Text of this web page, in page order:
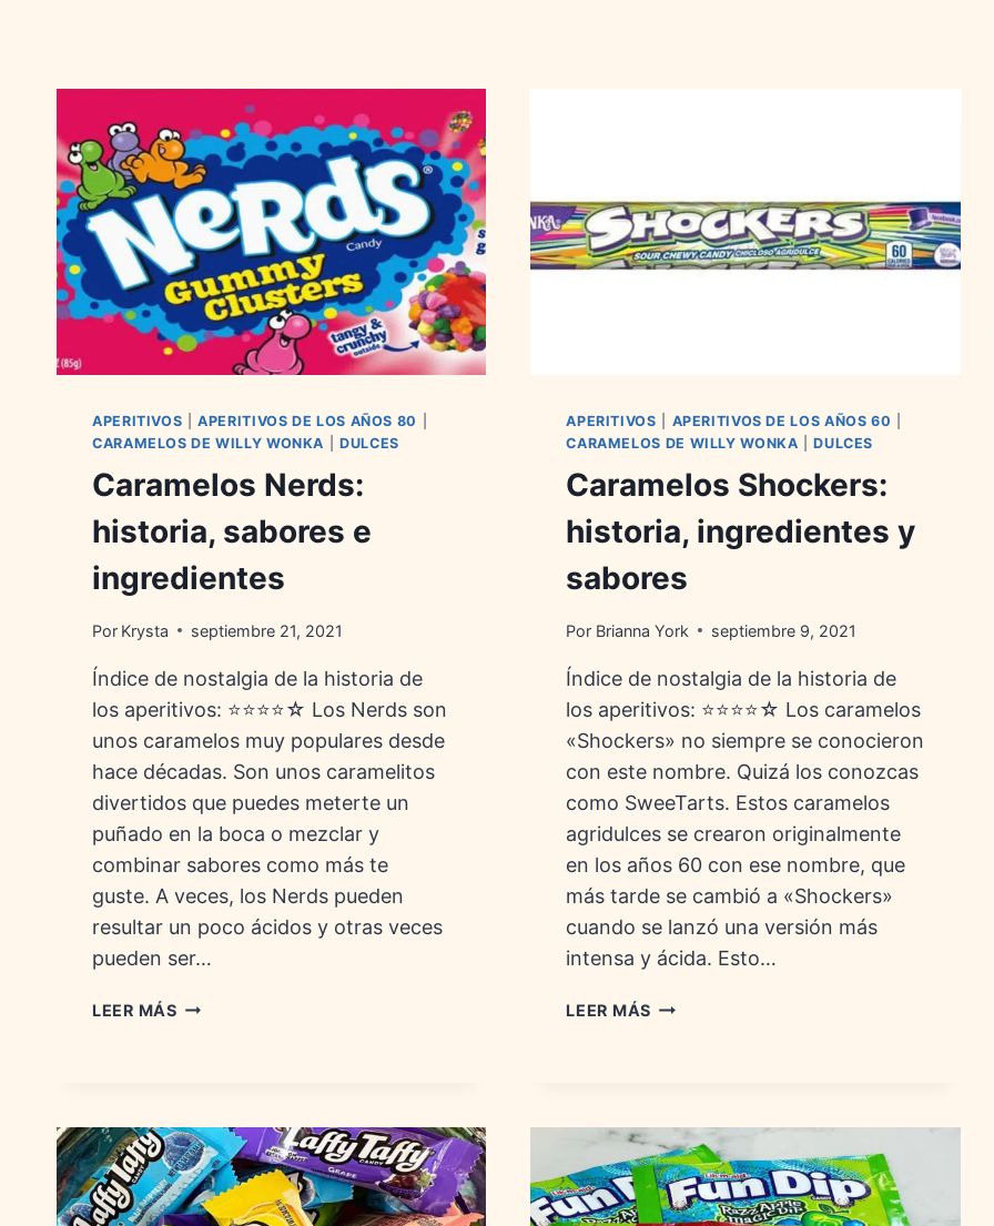
APERITIVOS |APERITIVOS DE LOS AÑOS 80
CARAMELOS DE WILLY WONKA |DULCES
Caramelos Nerds:
historia, sabores e
ingredientes
Por Krysta septiembre 21, 2021
Índice de nostalgia de la historia de
los aperitivos: ⭐⭐⭐⭐☆ Los Nerds son
unos caramelos muy populares desde
hace décadas. Son unos caramelitos
divertidos que puedes meterte un
puñado en la boca o mezclar y
combinar sabores como más te
guste. A veces, los Nerds pueden
resultar un poco ácidos y otras veces
pueden ser…
LEER MÁSCARAMELOS
INGREDIENTES
APERITIVOS APERITIVOS DE LOS AÑOS 60
CARAMELOS DE WILLY WONKA |DULCES
Caramelos Shockers:
historia, ingredientes y
sabores
Por Brianna York septiembre 9, 2021
Índice de nostalgia de la historia de
los aperitivos: ⭐⭐⭐⭐☆ Los caramelos
«Shockers» no siempre se conocieron
con este nombre. Quizá los conozcas
como SweeTarts. Estos caramelos
agridulces se crearon originalmente
en los años 60 con ese nombre, que
más tarde se cambió a «Shockers»
cuando se lanzó una versión más
intensa y ácida. Esto…
LEER MÁS CARAMELOS
SABORES